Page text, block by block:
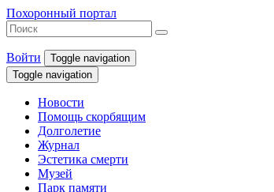
Похоронный портал
Войти
Toggle navigation
Toggle navigation
Новости
Помощь скорбящим
Долголетие
Журнал
Эстетика смерти
Музей
Парк памяти